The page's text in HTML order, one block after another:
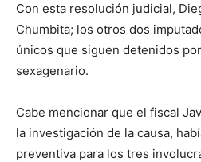
Con esta resolución judicial,
Chumbita; los otros dos
únicos que siguen detenidos
sexagenario.
Cabe mencionar que el fiscal
la investigación de la causa,
preventiva para los tres